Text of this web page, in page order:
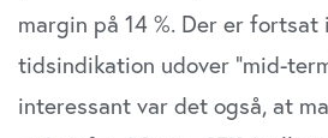
margin på 14 %. Der er
tidsindikation udover ”mid-
interessant var det også, at